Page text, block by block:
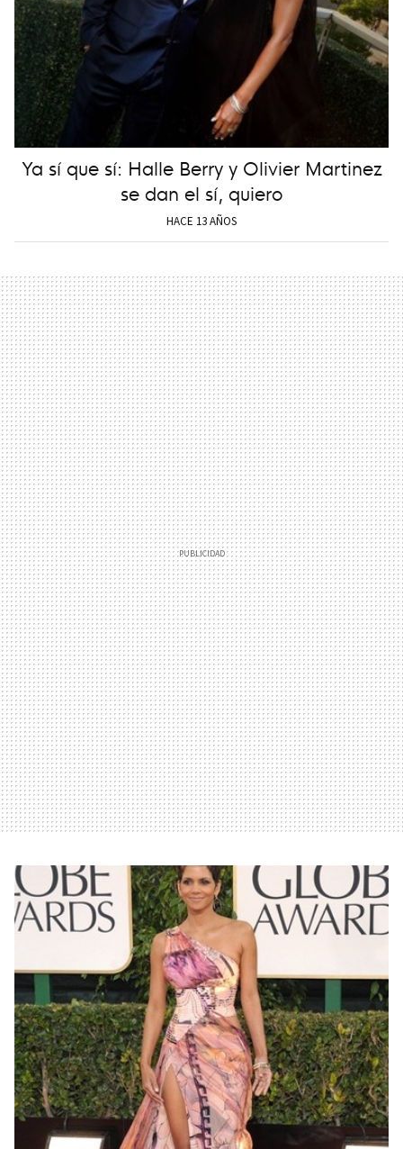
Ya sí que sí: Halle Berry y Olivier Martinez
se dan el sí, quiero
HACE 13 AÑOS